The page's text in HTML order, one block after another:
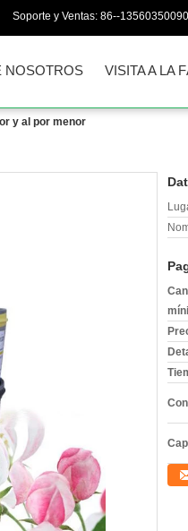
Soporte y Ventas: 86--13560350090
NOSOTROS VISITA A LA
y al por menor